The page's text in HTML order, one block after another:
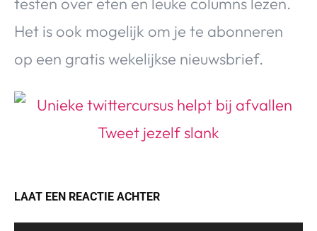
Het is ook mogelijk om je te abonneren
op een gratis wekelijkse nieuwsbrief.
LAAT EEN REACTIE ACHTER